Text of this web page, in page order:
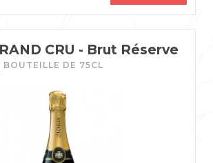
CRU - Brut Réserve
BOUTEILLE DE 75CL